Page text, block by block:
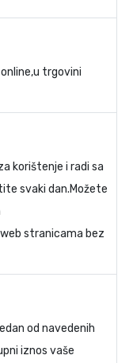
trgovini
korištenje i radi sa
svaki dan.Možete
stranicama bez
od navedenih
iznos vaše